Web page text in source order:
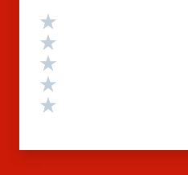
Valutazione